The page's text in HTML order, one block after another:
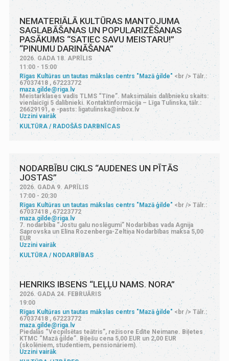
NEMATERIĀLĀ KULTŪRAS MANTOJUMA
SAGLABĀŠANAS UN POPULARIZĒŠANAS
PASĀKUMS “SATIEC SAVU MEISTARU!”
“PINUMU DARINĀŠANA”
2026. GADA 18. APRĪLIS
11:00 - 15:00
Rīgas Kultūras un tautas mākslas centrs "Mazā ģilde" <br /> Tālr.:
67037418 , 67223772
maza.gilde@riga.lv
Meistarklases vadīs TLMS “Tīne”. Maksimālais dalībnieku skaits:
vienlaicīgi 5 dalībnieki. Kontaktinformācija – Līga Tulinska, tālr.:
26629191, e -pasts: ligatulinska@inbox.lv
Uzzini vairāk
KULTŪRA
RADOŠĀS DARBNĪCAS
NODARBĪBU CIKLS “AUDENES UN PĪTĀS
JOSTAS”
2026. GADA 9. APRĪLIS
17:00 - 20:30
Rīgas Kultūras un tautas mākslas centrs "Mazā ģilde" <br /> Tālr.:
67037418 , 67223772
maza.gilde@riga.lv
7. nodarbība “Jostu galu noslēgumi” Nodarbības vada Agnija
Saprovska un Elīna Rozenberga-Zeltiņa Nodarbības maksa 5,00
EUR
Uzzini vairāk
KULTŪRA
NODARBĪBAS
HENRIKS IBSENS “LEĻĻU NAMS. NORA”
2026. GADA 24. FEBRUĀRIS
19:00
Rīgas Kultūras un tautas mākslas centrs "Mazā ģilde" <br /> Tālr.:
67037418 , 67223772
maza.gilde@riga.lv
Piedalās “Vecpilsētas teātris”, režisore Edīte Neimane. Biļetes
KTMC “Mazā ģilde”. Biļešu cena 5,00 EUR un 2,00 EUR
(skolēniem, studentiem, pensionāriem).
Uzzini vairāk